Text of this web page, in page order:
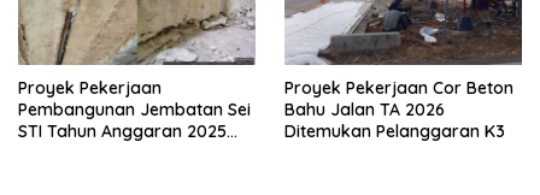
Proyek Pekerjaan
Pembangunan Jembatan Sei
STI Tahun Anggaran 2025
Proyek Pekerjaan Cor Beton
Bahu Jalan TA 2026
Ditemukan Pelanggaran K3